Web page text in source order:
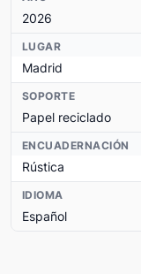
2026
LUGAR
Madrid
SOPORTE
Papel reciclado
ENCUADERNACIÓN
Rústica
IDIOMA
Español